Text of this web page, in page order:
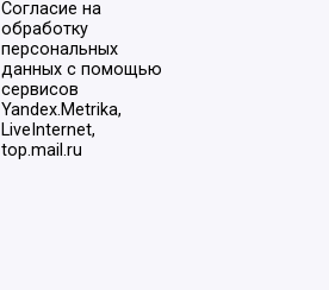
Согласие на
обработку
персональных
данных с помощью
сервисов
Yandex.Metrika,
LiveInternet,
top.mail.ru